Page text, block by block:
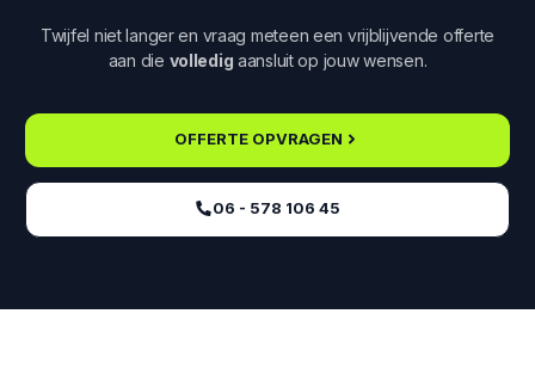
Twijfel niet langer en vraag meteen een vrijblijvende offerte
aan die volledig aansluit op jouw wensen.
OFFERTE OPVRAGEN
06 - 578 106 45‬